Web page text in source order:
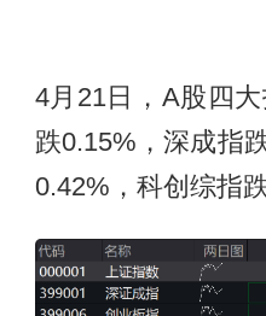
4月21日，A股四
跌0.15%，深成指
0.42%，科创综指